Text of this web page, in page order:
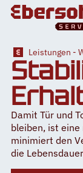
Leistungen -
Damit Tür und
bleiben, ist
minimiert den
die